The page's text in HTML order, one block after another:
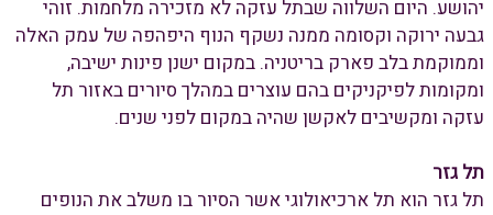
יהושע. היום השלווה שבתל עזקה לא מזכירה מלחמות. זוהי
גבעה ירוקה וקסומה ממנה נשקף הנוף היפהפה של עמק האלה
וממוקמת בלב פארק בריטניה. במקום ישנן פינות ישיבה,
ומקומות לפיקניקים בהם עוצרים במהלך סיורים באזור תל
עזקה ומקשיבים לאקשן שהיה במקום לפני שנים.
תל גזר
תל גזר הוא תל ארכיאולוגי אשר הסיור בו משלב את הנופים